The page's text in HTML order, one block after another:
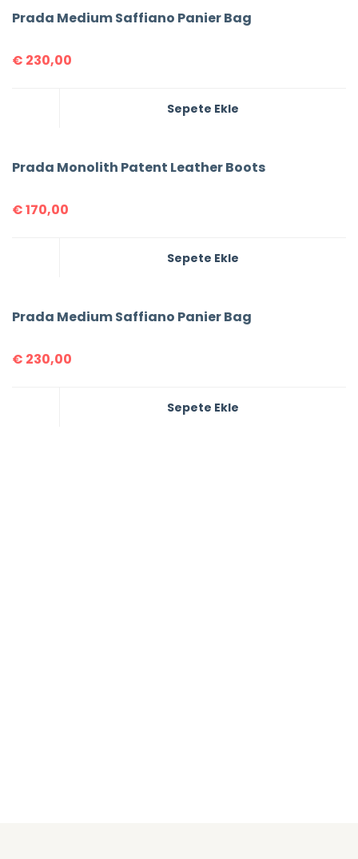
Prada Medium Saffiano Panier Bag
€ 230,00
Sepete Ekle
Prada Monolith Patent Leather Boots
€170,00
Sepete Ekle
Prada Medium Saffiano Panier Bag
€ 230,00
Sepete Ekle